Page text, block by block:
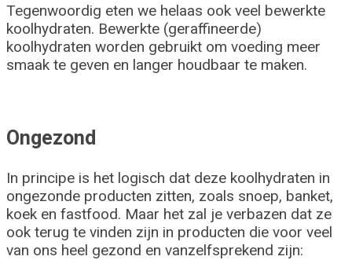
Tegenwoordig eten we helaas ook veel bewerkte
koolhydraten. Bewerkte (geraffineerde)
koolhydraten worden gebruikt om voeding meer
smaak te geven en langer houdbaar te maken.
Ongezond
In principe is het logisch dat deze koolhydraten in
ongezonde producten zitten, zoals snoep, banket,
koek en fastfood. Maar het zal je verbazen dat ze
ook terug te vinden zijn in producten die voor veel
van ons heel gezond en vanzelfsprekend zijn: